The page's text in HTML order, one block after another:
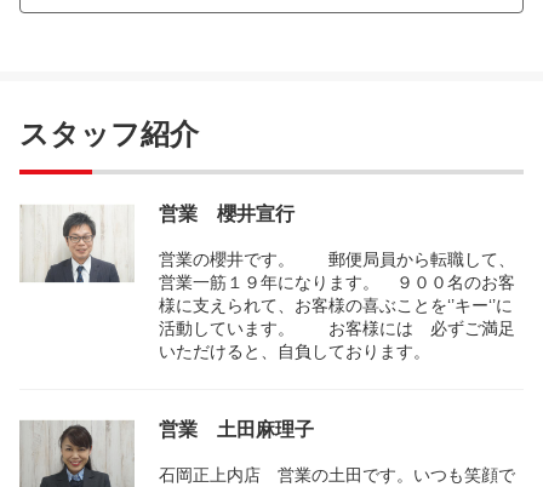
スタッフ紹介
営業 櫻井宣行
営業の櫻井です。 郵便局員から転職して、
営業一筋１９年になります。 ９００名のお客
様に支えられて、お客様の喜ぶことを‘’キー‘’に
活動しています。 お客様には 必ずご満足
いただけると、自負しております。
営業 土田麻理子
石岡正上内店 営業の土田です。いつも笑顔で